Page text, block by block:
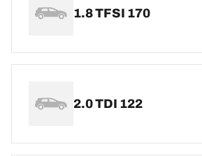
1.8 TFSI 170
2.0 TDI 122